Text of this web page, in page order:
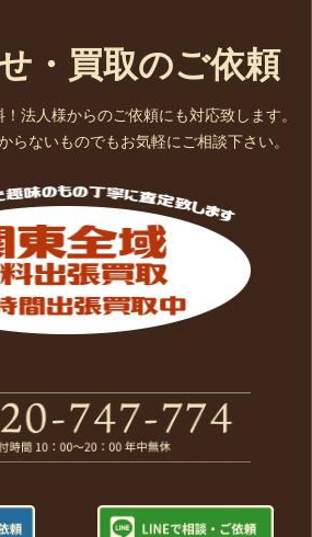
・買取のご依頼
法人様からのご依頼にも対応致します。
らないものでもお気軽にご相談下さい。